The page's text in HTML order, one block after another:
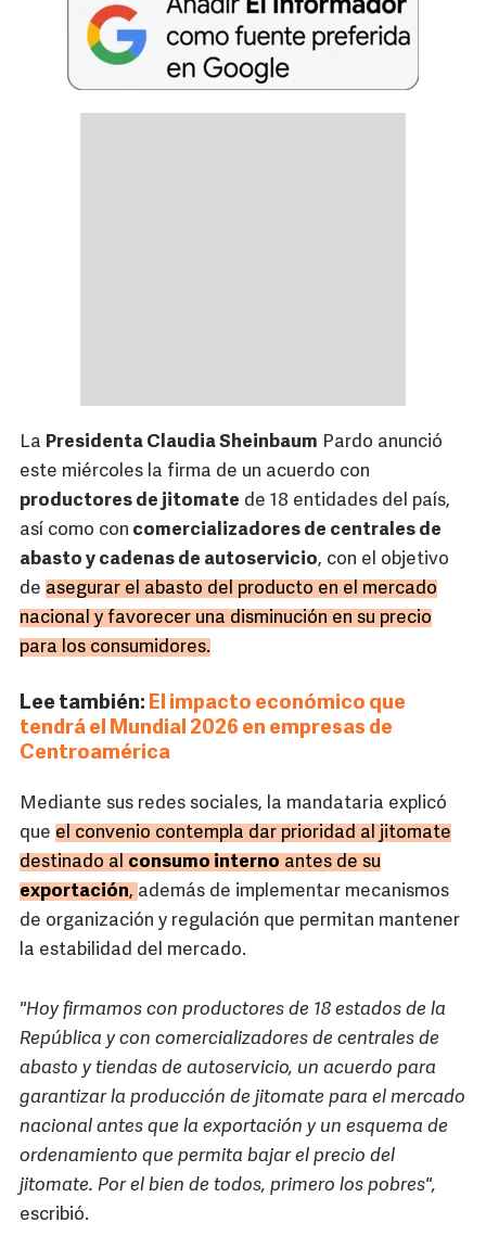
La Presidenta Claudia Sheinbaum Pardo anunció
este miércoles la firma de un acuerdo con
productores de jitomate de 18 entidades del país,
así como con comercializadores de centrales de
abasto y cadenas de autoservicio, con el objetivo
de asegurar el abasto del producto en el mercado
nacional y favorecer una disminución en su precio
para los consumidores.
Lee también: El impacto económico que
tendrá el Mundial 2026 en empresas de
Centroamérica
Mediante sus redes sociales, la mandataria explicó
que el convenio contempla dar prioridad al jitomate
destinado al consumo interno antes de su
exportación, además de implementar mecanismos
de organización y regulación que permitan mantener
la estabilidad del mercado.
"Hoy firmamos con productores de 18 estados de la
República y con comercializadores de centrales de
abasto y tiendas de autoservicio, un acuerdo para
garantizar la producción de jitomate para el mercado
nacional antes que la exportación y un esquema de
ordenamiento que permita bajar el precio del
jitomate. Por el bien de todos, primero los pobres",
escribió.